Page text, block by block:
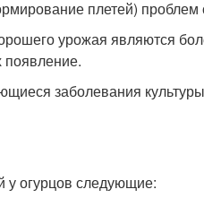
плетей) проблем
урожая являются
появление.
заболевания
огурцов следующие: